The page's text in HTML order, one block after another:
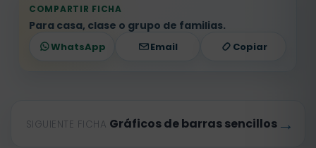
COMPARTIR FICHA
Para casa, clase o grupo de familias.
WhatsApp Email Copiar
SIGUIENTE FICHA Gráficos de barras sencillos →